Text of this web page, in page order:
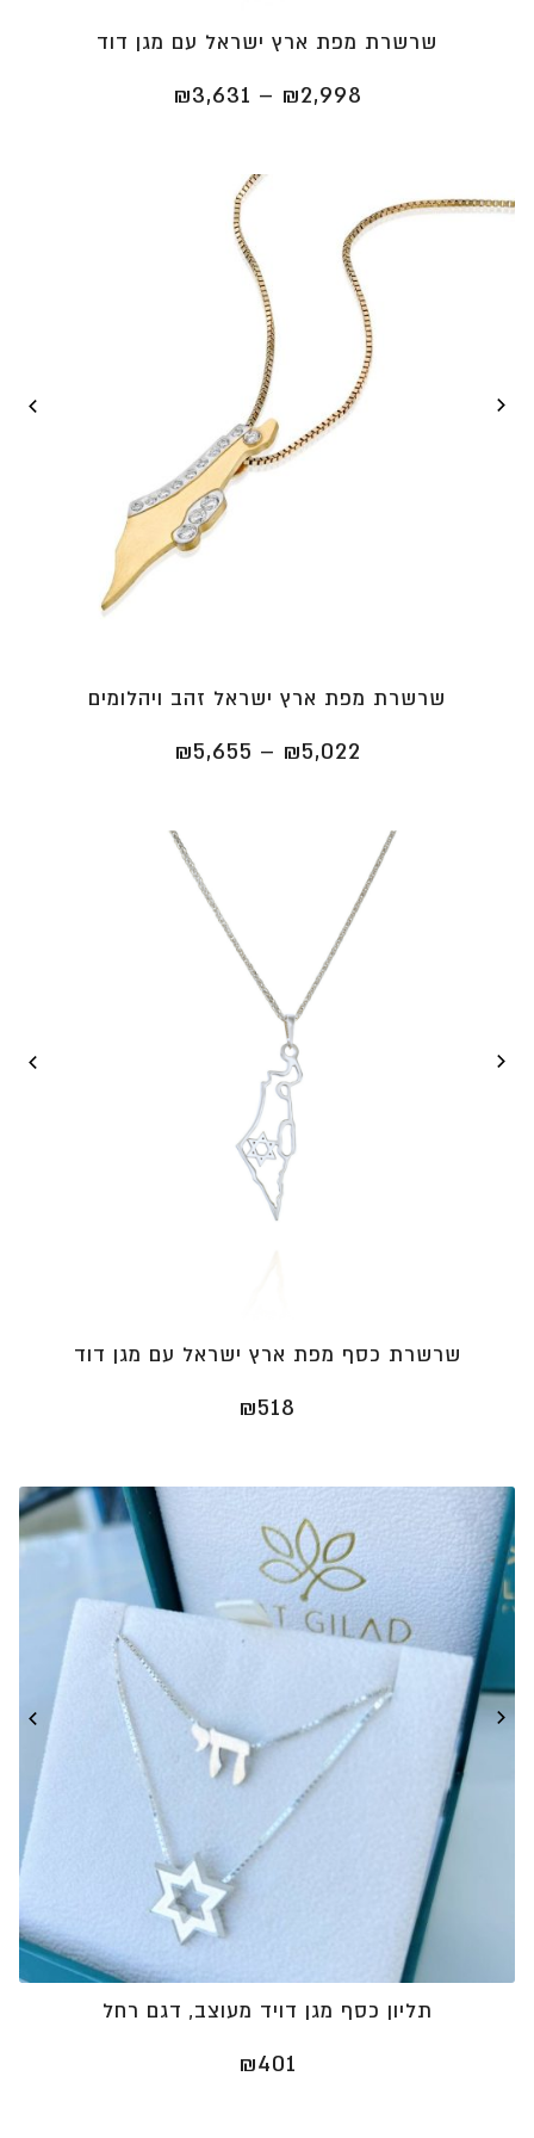
שרשרת מפת ארץ ישראל עם מגן דוד
₪2,998
–
₪3,631
שרשרת מפת ארץ ישראל זהב ויהלומים
₪5,022
–
₪5,655
עד
שרשרת כסף מפת ארץ ישראל עם מגן דוד
₪518
תליון כסף מגן דויד מעוצב, דגם רחל
₪401